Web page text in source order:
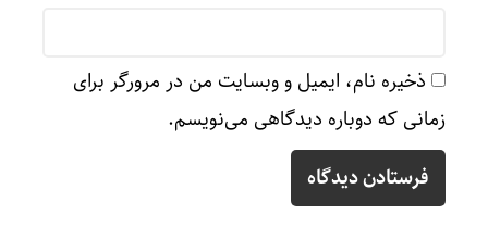
ذخیره نام، ایمیل و وبسایت من در مرورگر برای
زمانی که دوباره دیدگاهی می‌نویسم.